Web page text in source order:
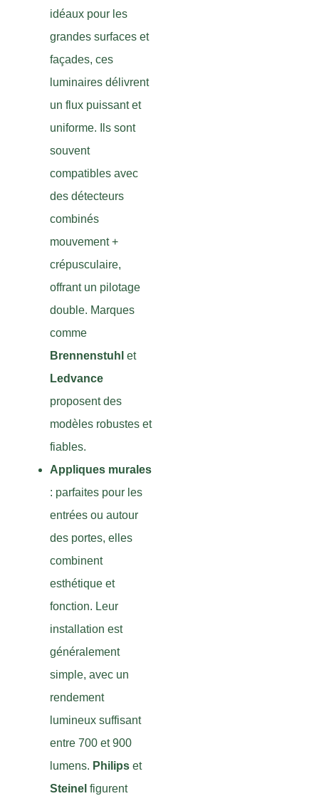
idéaux pour les
grandes surfaces et
façades, ces
luminaires délivrent
un flux puissant et
uniforme. Ils sont
souvent
compatibles avec
des détecteurs
combinés
mouvement +
crépusculaire,
offrant un pilotage
double. Marques
comme
Brennenstuhl et
Ledvance
proposent des
modèles robustes et
fiables.
Appliques murales
: parfaites pour les
entrées ou autour
des portes, elles
combinent
esthétique et
fonction. Leur
installation est
généralement
simple, avec un
rendement
lumineux suffisant
entre 700 et 900
lumens. Philips et
Steinel figurent